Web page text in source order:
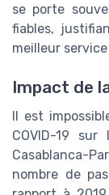
se porte
fiables,
meilleur
Impact de
Il est
COVID-19
Casablanca-
nombre de